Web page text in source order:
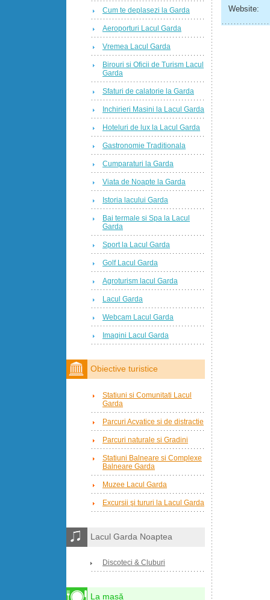
Website:
Cum te deplasezi la Garda
Aeroporturi Lacul Garda
Vremea Lacul Garda
Birouri si Oficii de Turism Lacul
Garda
Sfaturi de calatorie la Garda
Inchirieri Masini la Lacul Garda
Hoteluri de lux la Lacul Garda
Gastronomie Traditionala
Cumparaturi la Garda
Viata de Noapte la Garda
Istoria lacului Garda
Bai termale si Spa la Lacul
Garda
Sport la Lacul Garda
Golf Lacul Garda
Agroturism lacul Garda
Lacul Garda
Webcam Lacul Garda
Imagini Lacul Garda
Obiective turistice
Statiuni si Comunitati Lacul
Garda
Parcuri Acvatice si de distractie
Parcuri naturale si Gradini
Statiuni Balneare si Complexe
Balneare Garda
Muzee Lacul Garda
Excursii şi tururi la Lacul Garda
Lacul Garda Noaptea
Discoteci & Cluburi
La masă